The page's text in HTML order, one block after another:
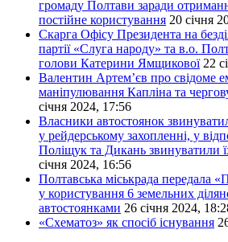
громаду Полтави заради
постійне користування 20 січня
Скарга Офісу Президента на
партії «Слуга народу» та в.о.
голови Катерини Ямщикової 22
Валентин Артем’єв про свідоме
маніпулювання Капліна та
січня 2024, 17:56
Власники автостоянок
у рейдерському захопленні, у
Поліщук та Дикань звинуватили
січня 2024, 16:56
Полтавська міськрада передала
у користування 6 земельних
автостоянками 26 січня 2024,
«Схематоз» як спосіб існування